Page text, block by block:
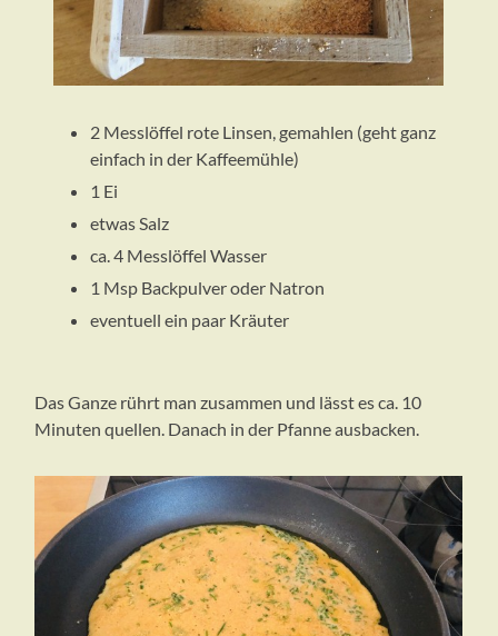
2 Messlöffel rote Linsen, gemahlen (geht ganz
einfach in der Kaffeemühle)
1 Ei
etwas Salz
ca. 4 Messlöffel Wasser
1 Msp Backpulver oder Natron
eventuell ein paar Kräuter
Das Ganze rührt man zusammen und lässt es ca. 10
Minuten quellen. Danach in der Pfanne ausbacken.